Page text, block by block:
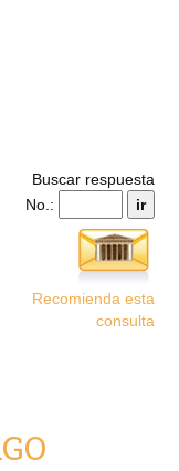
Buscar respuesta
No.:
Recomienda esta
consulta